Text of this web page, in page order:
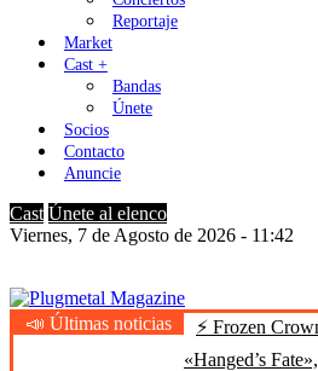
Reportaje
Market
Cast +
Bandas
Únete
Socios
Contacto
Anuncie
Cast Únete al elenco
Viernes, 7 de Agosto de 2026 - 11:42
Plugmetal Magazine
Heavy Metal is Life
📣 Últimas noticias ⚡ Frozen
«Hanged’s